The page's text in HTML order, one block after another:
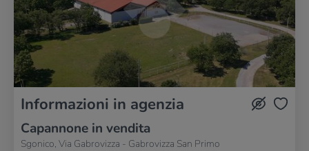
Informazioni in agenzia
Capannone in vendita
Sgonico, Via Gabrovizza - Gabrovizza San Primo